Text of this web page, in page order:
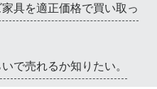
具を適正価格で買い取っ
で売れるか知りたい。